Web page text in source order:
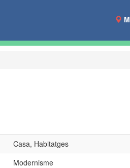
Casa, Habitatges
Modernisme